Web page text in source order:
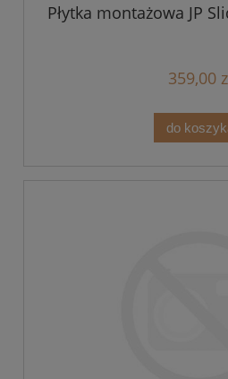
Płytka montażowa JP
359,00
do